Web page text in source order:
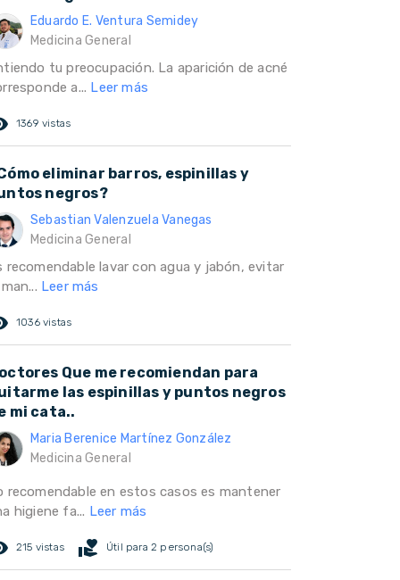
Eduardo E. Ventura Semidey
Medicina General
tu preocupación. La aparición de acné
a... Leer más
1369 vistas
eliminar barros, espinillas y
negros?
Sebastian Valenzuela Vanegas
Medicina General
recomendable lavar con agua y jabón, evitar
Leer más
1036 vistas
Que me recomiendan para
las espinillas y puntos negros
mi cata..
Maria Berenice Martínez González
Medicina General
recomendable en estos casos es mantener
higiene fa... Leer más
215 vistas volunteer_activism Útil para 2 persona(s)